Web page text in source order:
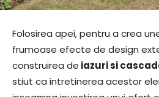
Folosirea apei, pentru a crea
frumoase efecte de design
construirea de iazuri si
stiut ca intretinerea acestor